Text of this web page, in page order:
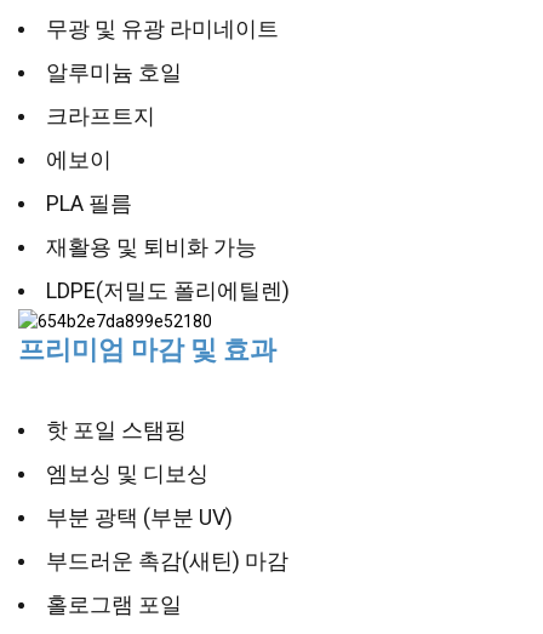
무광 및 유광 라미네이트
알루미늄 호일
크라프트지
에보이
PLA 필름
재활용 및 퇴비화 가능
LDPE(저밀도 폴리에틸렌)
프리미엄 마감 및 효과
핫 포일 스탬핑
엠보싱 및 디보싱
부분 광택 (부분 UV)
부드러운 촉감(새틴) 마감
홀로그램 포일